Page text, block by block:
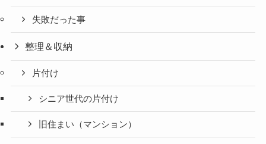
失敗だった事
整理＆収納
片付け
シニア世代の片付け
旧住まい（マンション）